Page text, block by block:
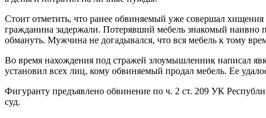
Стоит отметить, что ранее обвиняемый уже совершал
гражданина задержали. Потерявший мебель знакомый наивно
обмануть. Мужчина не догадывался, что вся мебель к тому
Во время нахождения под стражей злоумышленник написал
установил всех лиц, кому обвиняемый продал мебель. Ее
Фигуранту предъявлено обвинение по ч. 2 ст. 209 УК
суд.